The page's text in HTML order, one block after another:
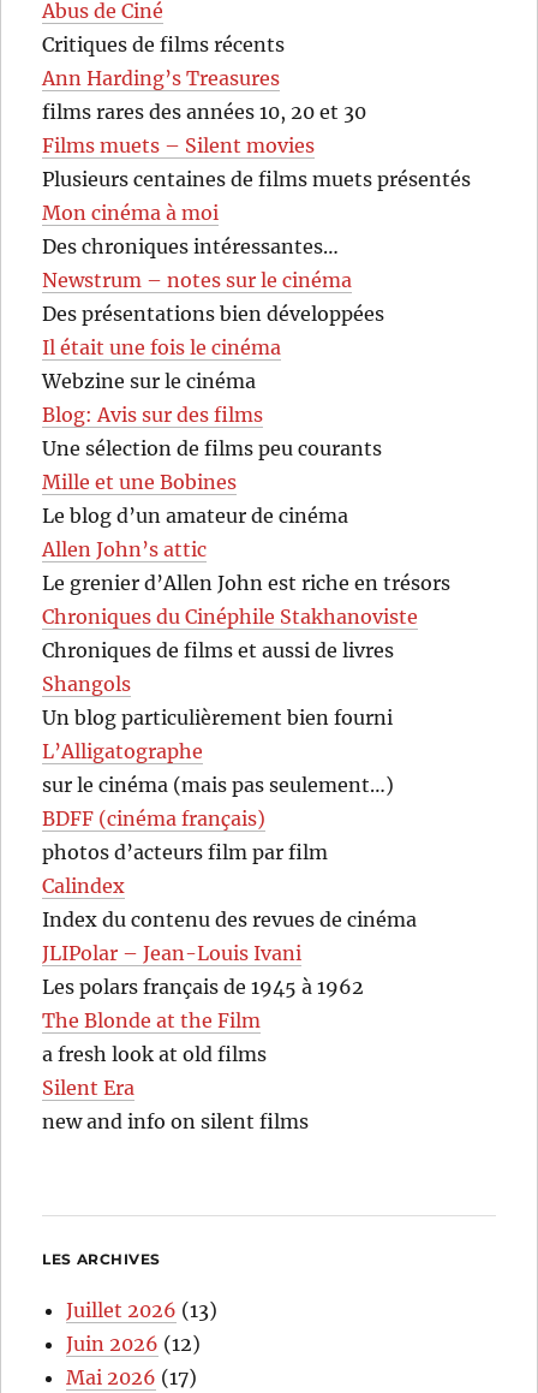
Abus de Ciné
Critiques de films récents
Ann Harding’s Treasures
films rares des années 10, 20 et 30
Films muets – Silent movies
Plusieurs centaines de films muets présentés
Mon cinéma à moi
Des chroniques intéressantes…
Newstrum – notes sur le cinéma
Des présentations bien développées
Il était une fois le cinéma
Webzine sur le cinéma
Blog: Avis sur des films
Une sélection de films peu courants
Mille et une Bobines
Le blog d’un amateur de cinéma
Allen John’s attic
Le grenier d’Allen John est riche en trésors
Chroniques du Cinéphile Stakhanoviste
Chroniques de films et aussi de livres
Shangols
Un blog particulièrement bien fourni
L’Alligatographe
sur le cinéma (mais pas seulement…)
BDFF (cinéma français)
photos d’acteurs film par film
Calindex
Index du contenu des revues de cinéma
JLIPolar – Jean-Louis Ivani
Les polars français de 1945 à 1962
The Blonde at the Film
a fresh look at old films
Silent Era
new and info on silent films
LES ARCHIVES
Juillet 2026 (13)
Juin 2026 (12)
Mai 2026 (17)